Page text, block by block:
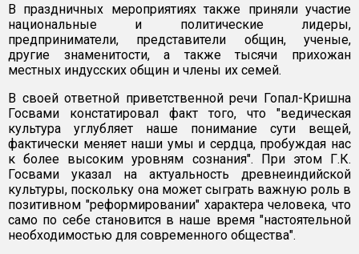
В праздничных мероприятиях также приняли участие
национальные и политические лидеры,
предприниматели, представители общин, ученые,
другие знаменитости, а также тысячи прихожан
местных индусских общин и члены их семей.
В своей ответной приветственной речи Гопал-Кришна
Госвами констатировал факт того, что "ведическая
культура углубляет наше понимание сути вещей,
фактически меняет наши умы и сердца, пробуждая нас
к более высоким уровням сознания". При этом Г.К.
Госвами указал на актуальность древнеиндийской
культуры, поскольку она может сыграть важную роль в
позитивном "реформировании" характера человека, что
само по себе становится в наше время "настоятельной
необходимостью для современного общества".